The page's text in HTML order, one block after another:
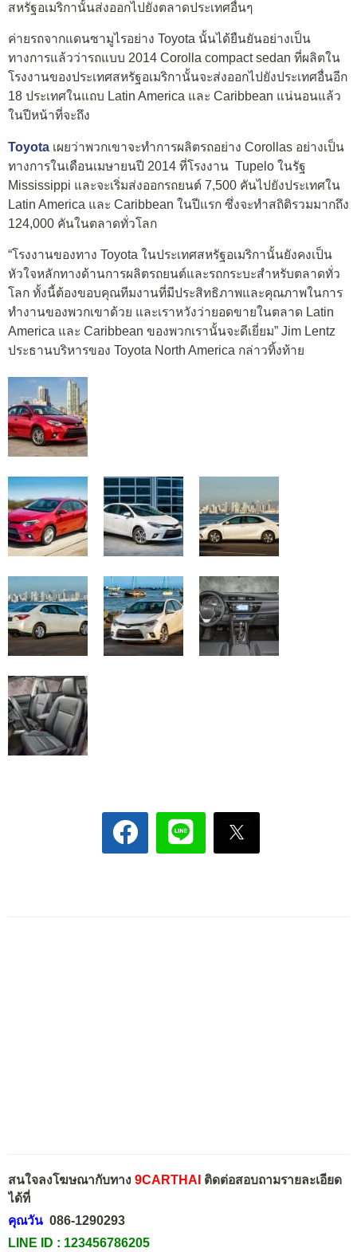
สหรัฐอเมริกานั้นส่งออกไปยังตลาดประเทศอื่นๆ
ค่ายรถจากแดนซามูไรอย่าง Toyota นั้นได้ยืนยันอย่างเป็น
ทางการแล้วว่ารถแบบ 2014 Corolla compact sedan ที่ผลิตใน
โรงงานของประเทศสหรัฐอเมริกานั้นจะส่งออกไปยังประเทศอื่นอีก
18 ประเทศในแถบ Latin America และ Caribbean แน่นอนแล้ว
ในปีหน้าที่จะถึง
Toyota เผยว่าพวกเขาจะทำการผลิตรถอย่าง Corollas อย่างเป็น
ทางการในเดือนเมษายนปี 2014 ที่โรงงาน Tupelo ในรัฐ
Mississippi และจะเริ่มส่งออกรถยนต์ 7,500 คันไปยังประเทศใน
Latin America และ Caribbean ในปีแรก ซึ่งจะทำสถิติรวมมากถึง
124,000 คันในตลาดทั่วโลก
“โรงงานของทาง Toyota ในประเทศสหรัฐอเมริกานั้นยังคงเป็น
หัวใจหลักทางด้านการผลิตรถยนต์และรถกระบะสำหรับตลาดทั่ว
โลก ทั้งนี้ต้องขอบคุณทีมงานที่มีประสิทธิภาพและคุณภาพในการ
ทำงานของพวกเขาด้วย และเราหวังว่ายอดขายในตลาด Latin
America และ Caribbean ของพวกเรานั้นจะดีเยี่ยม” Jim Lentz
ประธานบริหารของ Toyota North America กล่าวทิ้งท้าย
สนใจลงโฆษณากับทาง 9CARTHAI ติดต่อสอบถามรายละเอียด
ได้ที่
คุณวัน 086-1290293
LINE ID : 123456786205